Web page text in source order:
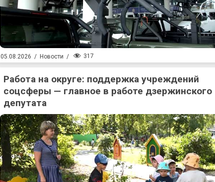
05.08.2026 / Новости / 317
Работа на округе: поддержка учреждений
соцсферы — главное в работе дзержинского
депутата